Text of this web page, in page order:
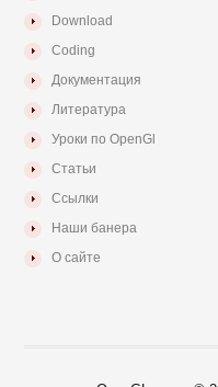
Download
Coding
Документация
Литература
Уроки по OpenGl
Статьи
Ссылки
Наши банера
О сайте